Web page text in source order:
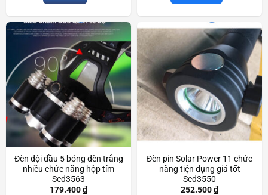
Đèn đội đầu 5 bóng đèn trắng
nhiều chức năng hộp tím
Scd3563
179.400₫
Đèn pin Solar Power 11 chức
năng tiện dụng giá tốt
Scd3550
252.500₫